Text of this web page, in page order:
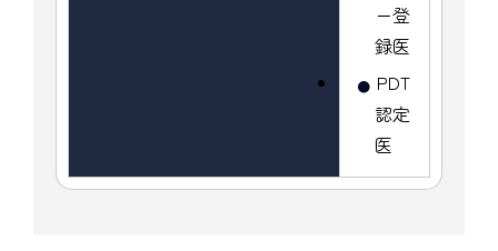
ー登
録医
PDT
認定
医